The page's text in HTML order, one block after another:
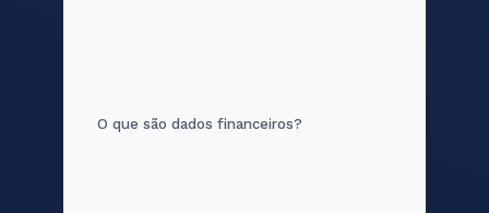
O que são dados financeiros?